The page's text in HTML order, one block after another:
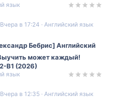
язык
Английский язык
Вчера в 17:24
Бебрис] Английский
может каждый!
B1 (2026)
язык
Английский язык
Вчера в 12:35